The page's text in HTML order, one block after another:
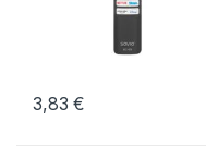
3,83€